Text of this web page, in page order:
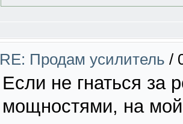
RE: Продам усилитель /
Если не гнаться за
мощностями, на